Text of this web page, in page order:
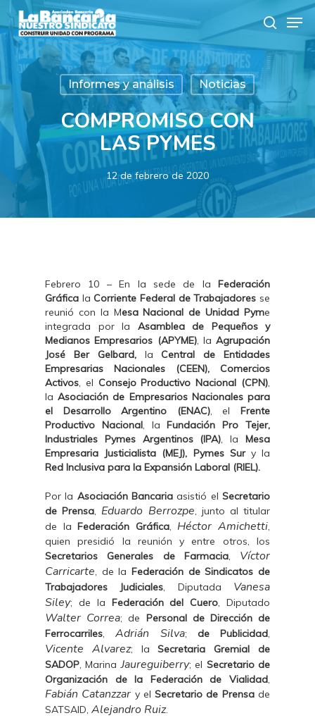
main
content
search
Informes y análisis Noticias
COMPROMISO CON
LAS PYMES
12 de febrero de 2020
Febrero 10 – En la sede de la Federación
Gráfica laCorriente Federal de Trabajadores se
reunió con la Mesa Nacional de Unidad Pyme
integrada por la Asamblea de Pequeños y
Medianos Empresarios (APYME), la Agrupación
José Ber Gelbard,laCentral de Entidades
Empresarias Nacionales (CEEN), Comercios
Activos, el Consejo Productivo Nacional (CPN),
laAsociación de Empresarios Nacionales para
el Desarrollo Argentino (ENAC), elFrente
Productivo Nacional, laFundación Pro Tejer,
Industriales Pymes Argentinos (IPA), laMesa
Empresaria Justicialista (MEJ), Pymes Sury la
Red Inclusiva para la Expansión Laboral (RIEL).
Por la Asociación Bancaria asistió elSecretario
de Prensa, Eduardo Berrozpe, junto al titular
de laFederación Gráfica, Héctor Amichetti,
quien presidió la reunión y entre otros, los
Secretarios Generales de Farmacia, Víctor
Carricarte, de la Federación de Sindicatos de
Trabajadores Judiciales, Diputada Vanesa
Siley; de la Federación del Cuero, Diputado
Walter Correa; de Personal de Dirección de
Ferrocarriles,Adrián Silva; de Publicidad,
Vicente Alvarez; laSecretaria Gremial de
SADOP, MarinaJaureguiberry; el Secretario de
Organización de la Federación de Vialidad,
Fabián Catanzzar y elSecretario de Prensade
SATSAID, Alejandro Ruiz.